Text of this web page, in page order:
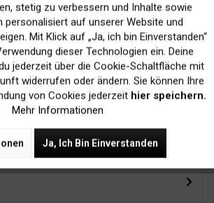
der
Versand innerhalb von
24H*
Inaktiv
Inaktiv
stetig zu verbessern und Inhalte sowie
personalisiert auf unserer Website und
Mit Klick auf „Ja, ich bin Einverstanden“
dieser Technologien ein. Deine
jederzeit über die Cookie-Schaltfläche mit
widerrufen oder ändern. Sie können Ihre
von Cookies jederzeit hier speichern.
Mehr Informationen
Ja, Ich Bin Einverstanden